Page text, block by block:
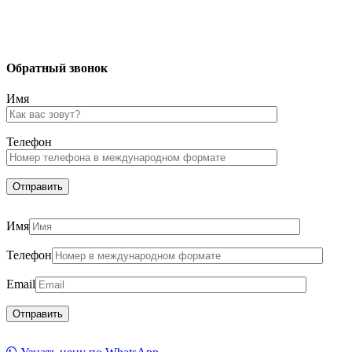
Обратный звонок
Имя
Телефон
Имя
Телефон
Email